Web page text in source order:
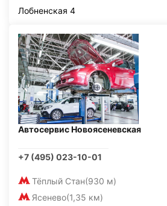
Лобненская 4
Автосервис Новоясеневская
+7 (495) 023-10-01
Тёплый Стан(930 м)
Ясенево(1,35 км)